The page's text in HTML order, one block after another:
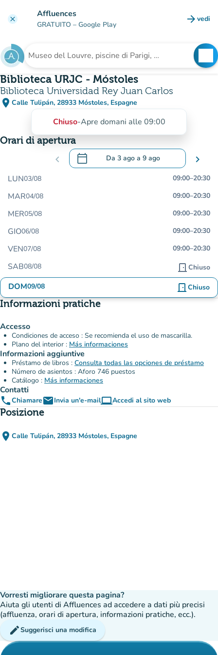
clear Affluences
GRATUITO – Google Play arrow_forward vedi
Cerca una struttura
Biblioteca URJC - Móstoles
Biblioteca Universidad Rey Juan Carlos
place Calle Tulipán, 28933 Móstoles, Espagne
(apri in Google Maps)
(nuova scheda)
Chiuso-Apre domani alle 09:00
Orari di apertura
chevron_left calendar_today Da 3 ago a 9 ago
.Aprire il calendario per modificare le
chevron_right
LUN03/08 09:00–20:30
MAR04/08 09:00–20:30
MER05/08 09:00–20:30
GIO06/08 09:00–20:30
VEN07/08 09:00–20:30
SAB08/08 door_front Chiuso
DOM09/08 door_front Chiuso
Informazioni pratiche
Accesso
Condiciones de acceso : Se recomienda el uso de mascarilla.
Plano del interior : Más informaciones
Informazioni aggiuntive
Préstamo de libros : Consulta todas las opciones de préstamo
Número de asientos : Aforo 746 puestos
Catálogo : Más informaciones
Contatti
phoneChiamareemailInvia un'e-mailcomputerAccedi al sito web
(nuova scheda)
Posizione
place Calle Tulipán, 28933 Móstoles, Espagne
(apri in Google Maps)
(nuova scheda)
Vorresti migliorare questa pagina?
Aiuta gli utenti di Affluences ad accedere a dati più precisi
(affluenza, orari di apertura, informazioni pratiche, ecc.).
editSuggerisci una modifica